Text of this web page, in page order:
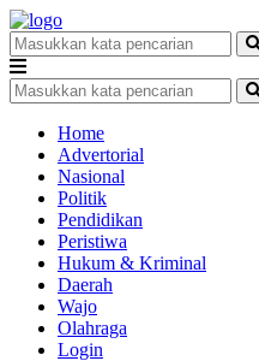
Home
Advertorial
Nasional
Politik
Pendidikan
Peristiwa
Hukum & Kriminal
Daerah
Wajo
Olahraga
Login